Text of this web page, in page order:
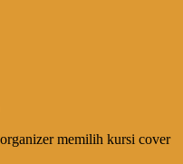
memilih kursi cover